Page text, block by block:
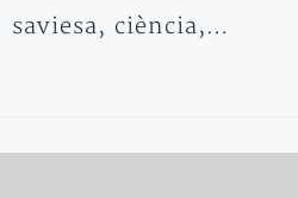
saviesa, ciència,…